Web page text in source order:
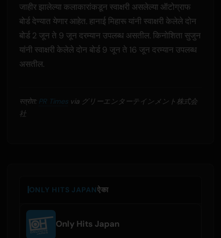
जाहीर झालेल्या कलाकारांकडून स्वाक्षरी असलेल्या ऑटोग्राफ
बोर्ड देण्यात येणार आहेत. हानाई मिहारू यांनी स्वाक्षरी केलेले दोन
बोर्ड 2 जून ते 9 जून दरम्यान उपलब्ध असतील. किनोशिता सुजुन
यांनी स्वाक्षरी केलेले दोन बोर्ड 9 जून ते 16 जून दरम्यान उपलब्ध
असतील.
स्त्रोत: PR Timesvia グリーエンターテインメント株式会
社
ONLY HITS JAPANऐका
Only Hits Japan